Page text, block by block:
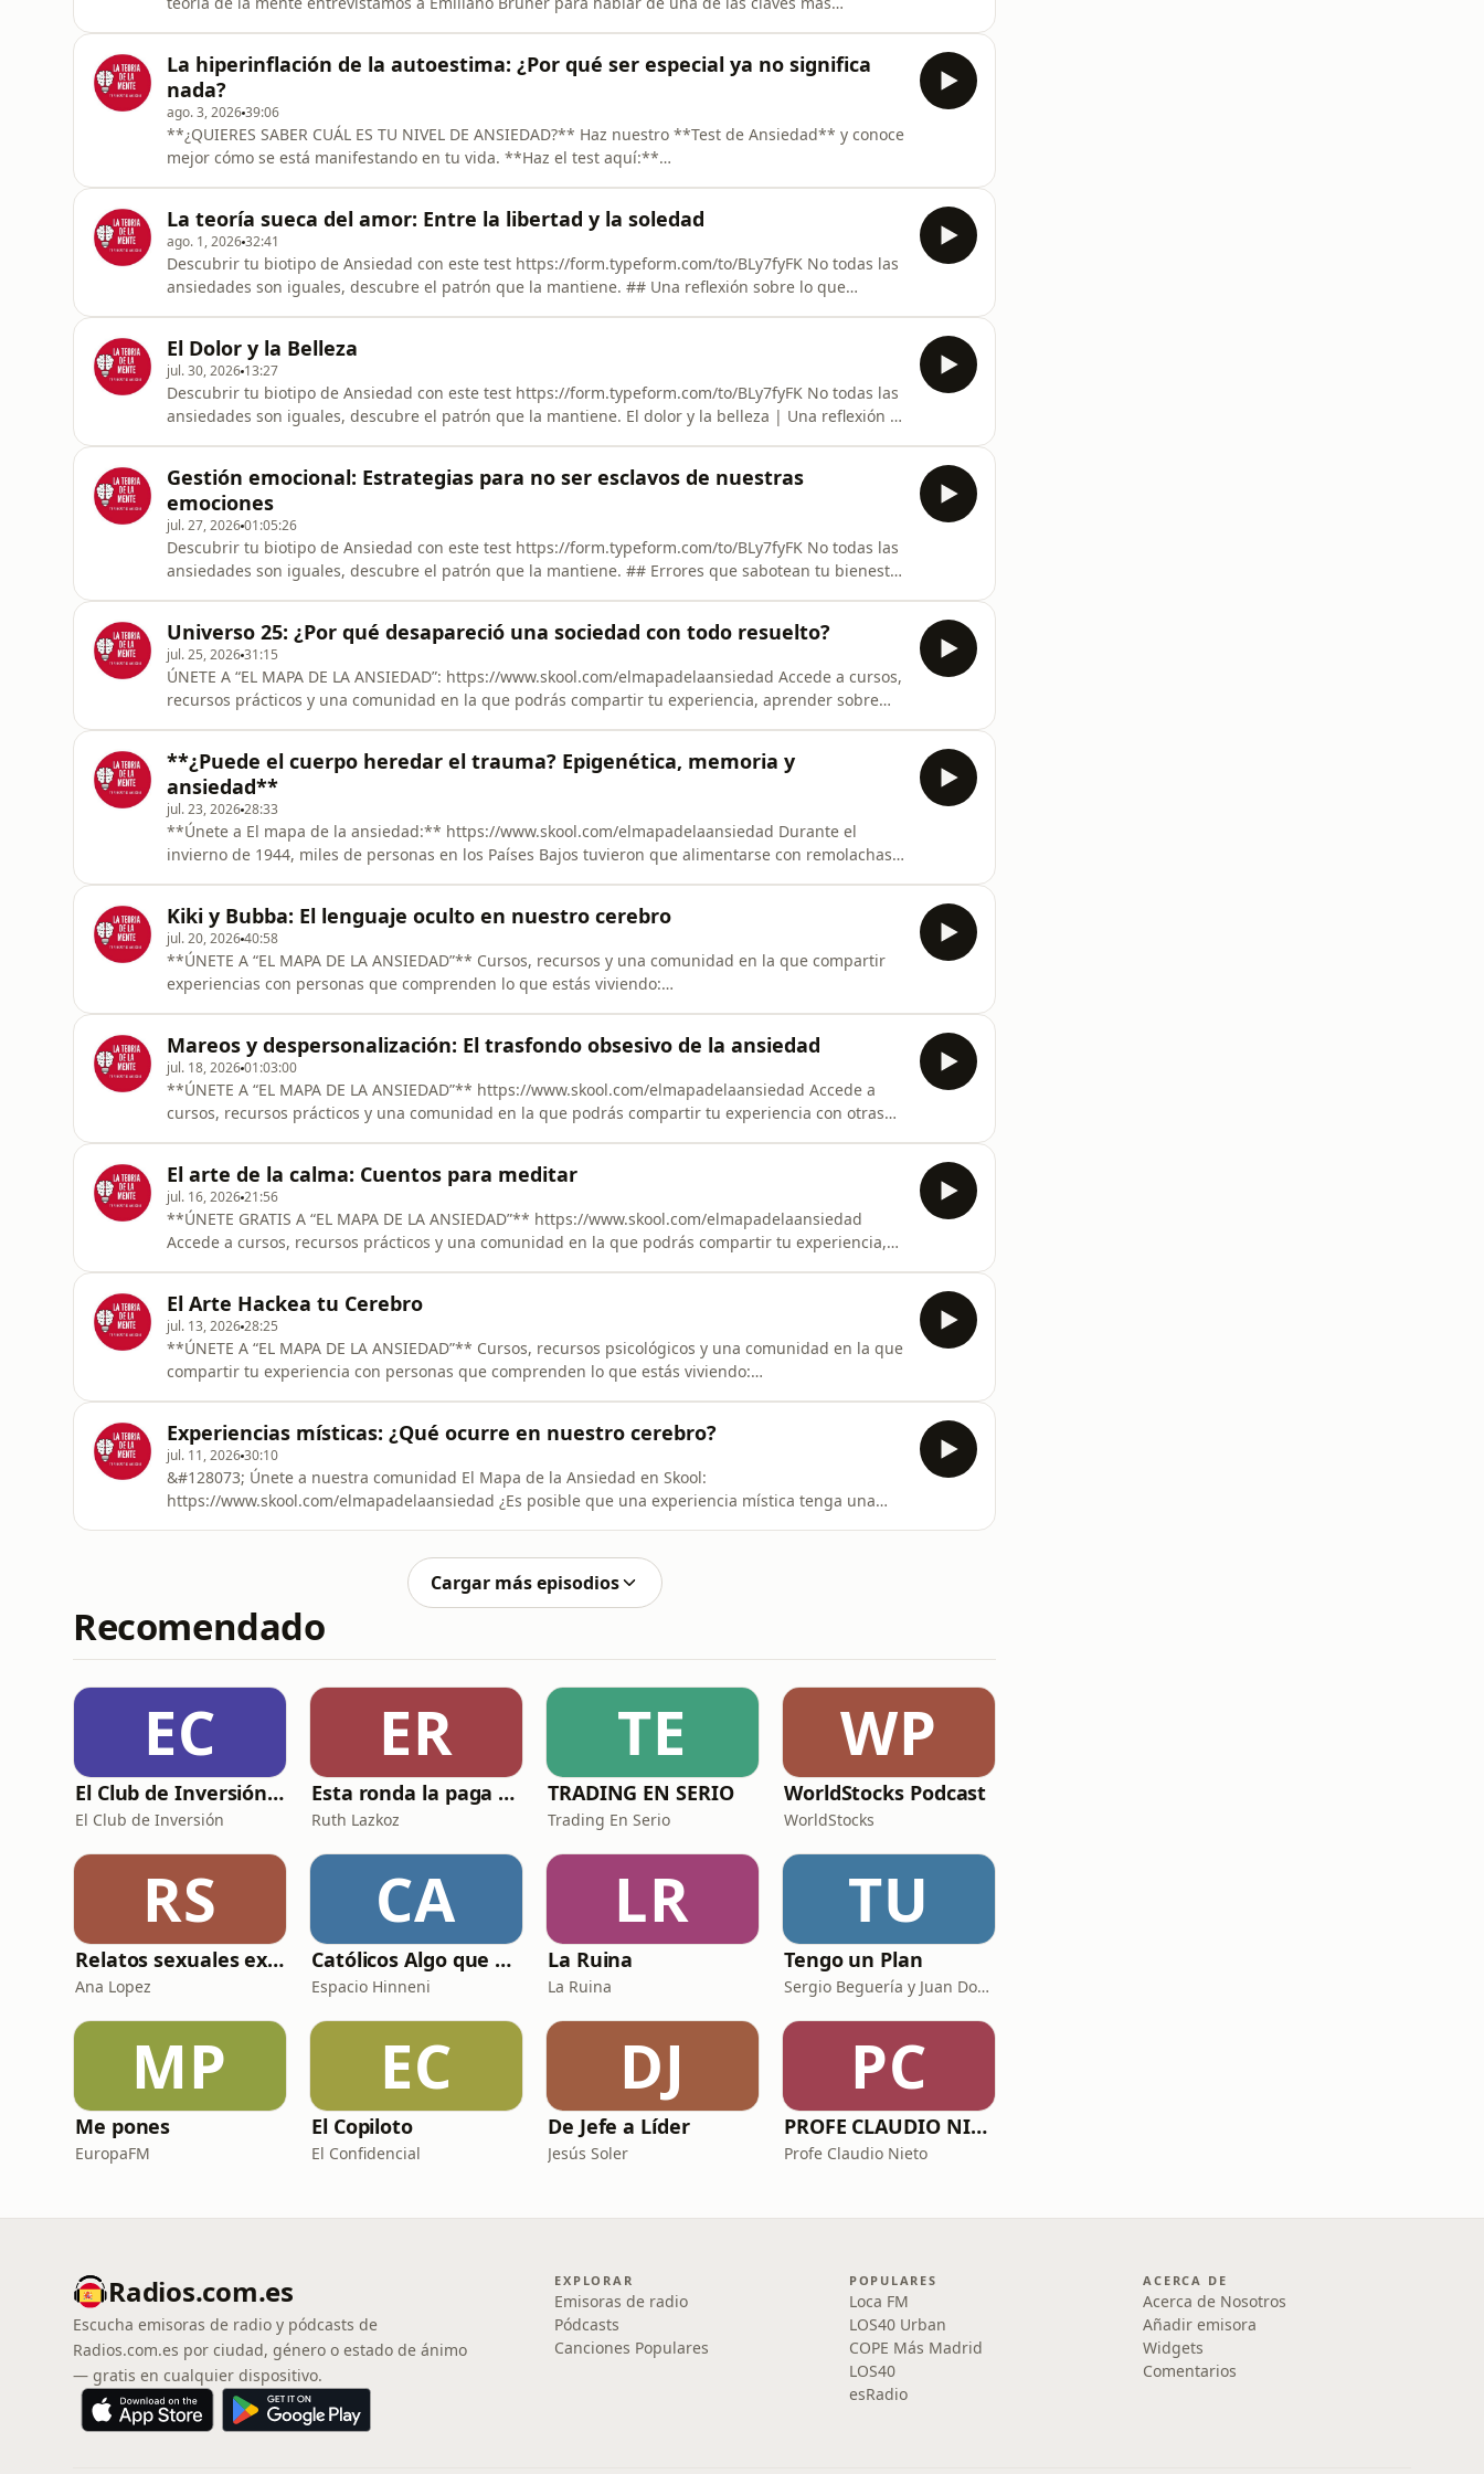
dirigirla de otra manera? Una conver
La hiperinflación de la autoestima: ¿Por qué ser especial ya no significa
nada?
ago. 3, 202639:06
**¿QUIERES SABER CUÁL ES TU NIVEL DE ANSIEDAD?** Haz nuestro **Test de Ansiedad** y conoce
mejor cómo se está manifestando en tu vida. **Haz el test aquí:**
hemos asociado la autoestima con elogios, premios y f
La teoría sueca del amor: Entre la libertad y la soledad
ago. 1, 202632:41
Descubrir tu biotipo de Ansiedad con este test https://form.typeform.com/to/BLy7fyFK No todas las
ansiedades son iguales, descubre el patrón que la mantiene. ## Una reflexión sobre lo que
que debamos elimina
El Dolor y la Belleza
jul. 30, 2026 13:27
Descubrir tu biotipo de Ansiedad con este test https://form.typeform.com/to/BLy7fyFK No todas las
ansiedades son iguales, descubre el patrón que la mantiene. El dolor y la belleza | Una reflexión a
AMADAG TV nos acercam
Gestión emocional: Estrategias para no ser esclavos de nuestras
emociones
jul. 27, 202601:05:26
Descubrir tu biotipo de Ansiedad con este test https://form.typeform.com/to/BLy7fyFK No todas las
ansiedades son iguales, descubre el patrón que la mantiene. ## Errores que sabotean tu bienestar
conversamos con Alberto Madame
Universo 25: ¿Por qué desapareció una sociedad con todo resuelto?
jul. 25, 202631:15
ÚNETE A “EL MAPA DE LA ANSIEDAD”: https://www.skool.com/elmapadelaansiedad Accede a cursos,
recursos prácticos y una comunidad en la que podrás compartir tu experiencia, aprender sobre
posibilidad de el
**¿Puede el cuerpo heredar el trauma? Epigenética, memoria y
ansiedad**
jul. 23, 202628:33
**Únete a El mapa de la ansiedad:** https://www.skool.com/elmapadelaansiedad Durante el
invierno de 1944, miles de personas en los Países Bajos tuvieron que alimentarse con remolachas,
desaparecieron cuando ter
Kiki y Bubba: El lenguaje oculto en nuestro cerebro
jul. 20, 202640:58
**ÚNETE A “EL MAPA DE LA ANSIEDAD”** Cursos, recursos y una comunidad en la que compartir
experiencias con personas que comprenden lo que estás viviendo:
de las dos significa nada, probablemente hayas imaginado qu
Mareos y despersonalización: El trasfondo obsesivo de la ansiedad
jul. 18, 202601:03:00
**ÚNETE A “EL MAPA DE LA ANSIEDAD”** https://www.skool.com/elmapadelaansiedad Accede a
cursos, recursos prácticos y una comunidad en la que podrás compartir tu experiencia con otras
constantemente que estos
El arte de la calma: Cuentos para meditar
jul. 16, 202621:56
**ÚNETE GRATIS A “EL MAPA DE LA ANSIEDAD”** https://www.skool.com/elmapadelaansiedad
Accede a cursos, recursos prácticos y una comunidad en la que podrás compartir tu experiencia,
**AMADAG TV** te invitamos a es
El Arte Hackea tu Cerebro
jul. 13, 202628:25
**ÚNETE A “EL MAPA DE LA ANSIEDAD”** Cursos, recursos psicológicos y una comunidad en la que
compartir tu experiencia con personas que comprenden lo que estás viviendo:
pueden detenernos, emocionarnos y llevarnos
Experiencias místicas: ¿Qué ocurre en nuestro cerebro?
jul. 11, 202630:10
&#128073; Únete a nuestra comunidad El Mapa de la Ansiedad en Skool:
https://www.skool.com/elmapadelaansiedad ¿Es posible que una experiencia mística tenga una
Ramachandran sobre la epilepsia del lóbulo temp
Cargar más episodios
Recomendado
EC
El Club de Inversión podcast
El Club de Inversión
ER
Esta ronda la paga Newton
Ruth Lazkoz
TE
TRADING EN SERIO
Trading En Serio
WP
WorldStocks Podcast
WorldStocks
RS
Relatos sexuales explícitos
Ana Lopez
CA
Católicos Algo que Saber
Espacio Hinneni
LR
La Ruina
La Ruina
TU
Tengo un Plan
Sergio Beguería y Juan Domínguez
MP
Me pones
EuropaFM
EC
El Copiloto
El Confidencial
DJ
De Jefe a Líder
Jesús Soler
PC
PROFE CLAUDIO NIETO
Profe Claudio Nieto
Radios.com.es
Escucha emisoras de radio y pódcasts de
Radios.com.es por ciudad, género o estado de ánimo
— gratis en cualquier dispositivo.
EXPLORAR
Emisoras de radio
Pódcasts
Canciones Populares
POPULARES
Loca FM
LOS40 Urban
COPE Más Madrid
LOS40
esRadio
ACERCA DE
Acerca de Nosotros
Añadir emisora
Widgets
Comentarios